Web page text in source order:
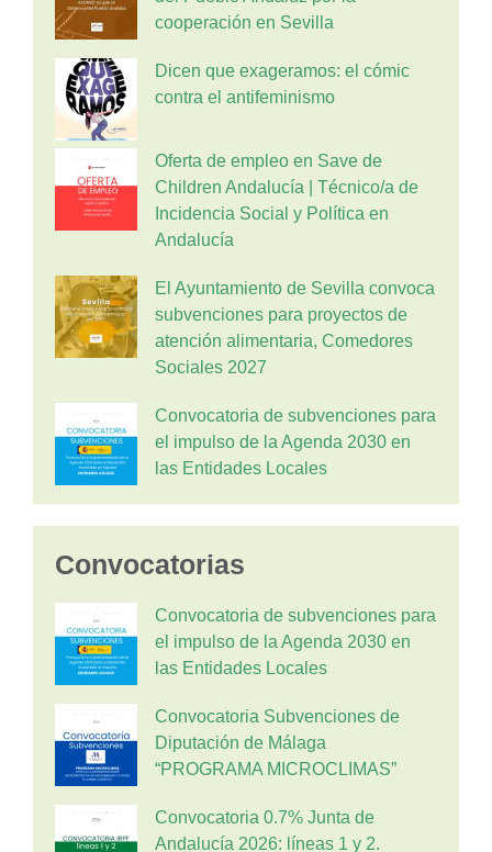
cooperación en Sevilla
Dicen que exageramos: el cómic
contra el antifeminismo
Oferta de empleo en Save de
Children Andalucía | Técnico/a de
Incidencia Social y Política en
Andalucía
El Ayuntamiento de Sevilla convoca
subvenciones para proyectos de
atención alimentaria, Comedores
Sociales 2027
Convocatoria de subvenciones para
el impulso de la Agenda 2030 en
las Entidades Locales
Convocatorias
Convocatoria de subvenciones para
el impulso de la Agenda 2030 en
las Entidades Locales
Convocatoria Subvenciones de
Diputación de Málaga
“PROGRAMA MICROCLIMAS”
Convocatoria 0.7% Junta de
Andalucía 2026: líneas 1 y 2.